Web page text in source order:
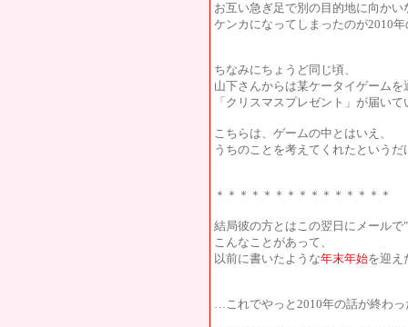
お互い急ぎ足で別の目的地に向か
ケンカになってしまったのが2010
ちなみにちょうど同じ頃、
山下さんからは某ケータイゲームを
「クリスマスプレゼント」が届い
こちらは、ゲームの中とはいえ、
うちのことを考えてくれたというだ
＊＊＊＊＊＊＊＊＊＊＊＊＊＊＊
結局彼の方とはこの翌日にメール
こんなことがあって、
以前に書いたような年末年始を迎え
…これでやっと2010年の話が終わっ